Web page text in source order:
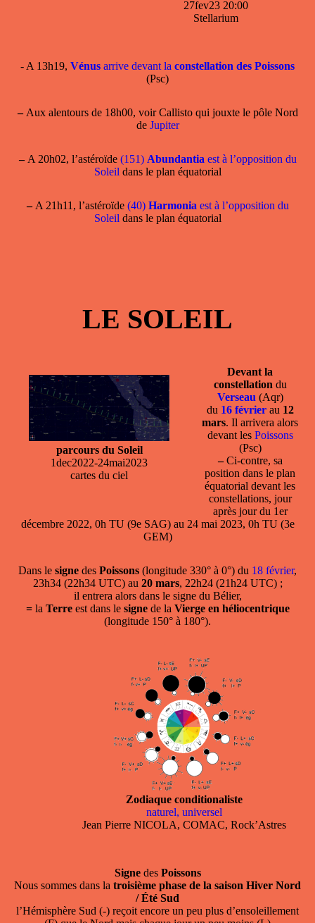
27fev23 20:00
Stellarium
- A 13h19, Vénus arrive devant la constellation des Poissons
(Psc)
–Aux alentours de 18h00, voir Callisto qui jouxte le pôle Nord
de Jupiter
–A 20h02, l’astéroïde (151) Abundantia est à l’opposition du
Soleil dans le plan équatorial
–A 21h11, l’astéroïde (40) Harmonia est à l’opposition du
Soleil dans le plan équatorial
LE SOLEIL
parcours du Soleil
1dec2022-24mai2023
cartes du ciel
Devant la
constellation du
Verseau (Aqr)
du 16 févrierau 12
mars. Il arrivera alors
devant les Poissons
(Psc)
–Ci-contre, sa
position dans le plan
équatorial devant les
constellations, jour
après jour du 1er
décembre 2022, 0h TU (9e SAG) au 24 mai 2023, 0h TU (3e
GEM)
Dans le signe des Poissons (longitude 330° à 0°) du 18 février,
23h34 (22h34 UTC) au 20 mars, 22h24 (21h24 UTC) ;
il entrera alors dans le signe du Bélier,
=la Terreest dans le signede la Vierge en héliocentrique
(longitude 150° à 180°).
Zodiaque conditionaliste
naturel, universel
Jean Pierre NICOLA, COMAC, Rock’Astres
Signedes Poissons
Nous sommes dans la troisième phase de la saison Hiver Nord
/ Été Sud
l’Hémisphère Sud (-) reçoit encore un peu plus d’ensoleillement